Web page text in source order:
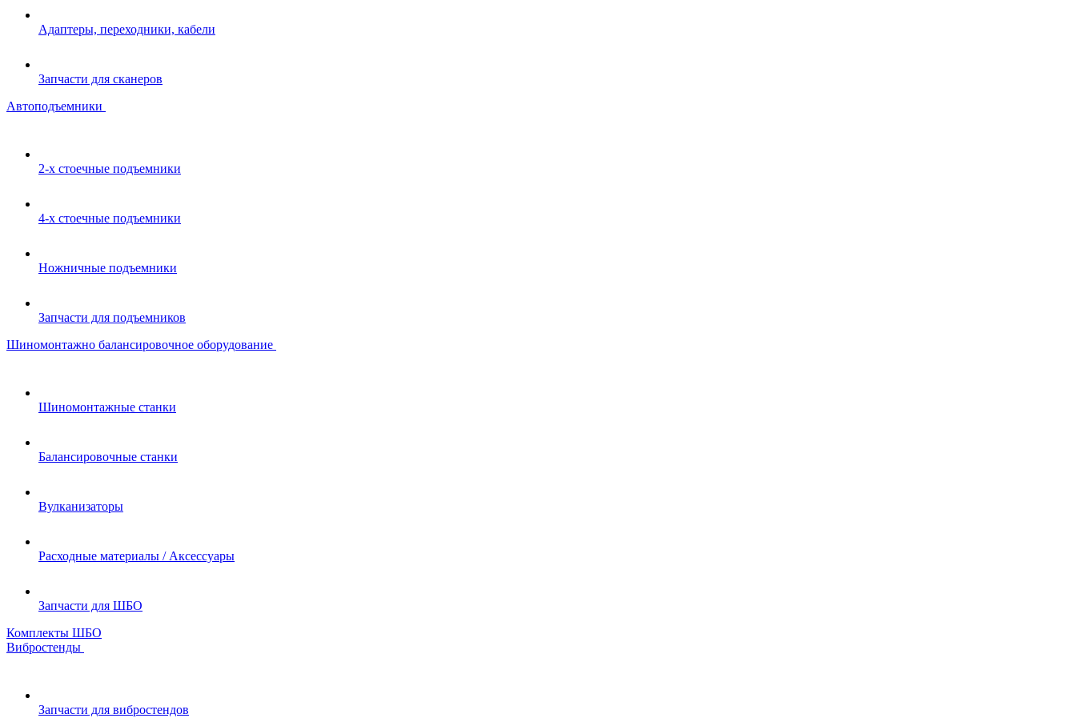
Адаптеры, переходники, кабели
Запчасти для сканеров
Автоподъемники
2-х стоечные подъемники
4-х стоечные подъемники
Ножничные подъемники
Запчасти для подъемников
Шиномонтажно балансировочное оборудование
Шиномонтажные станки
Балансировочные станки
Вулканизаторы
Расходные материалы / Аксессуары
Запчасти для ШБО
Комплекты ШБО
Вибростенды
Запчасти для вибростендов